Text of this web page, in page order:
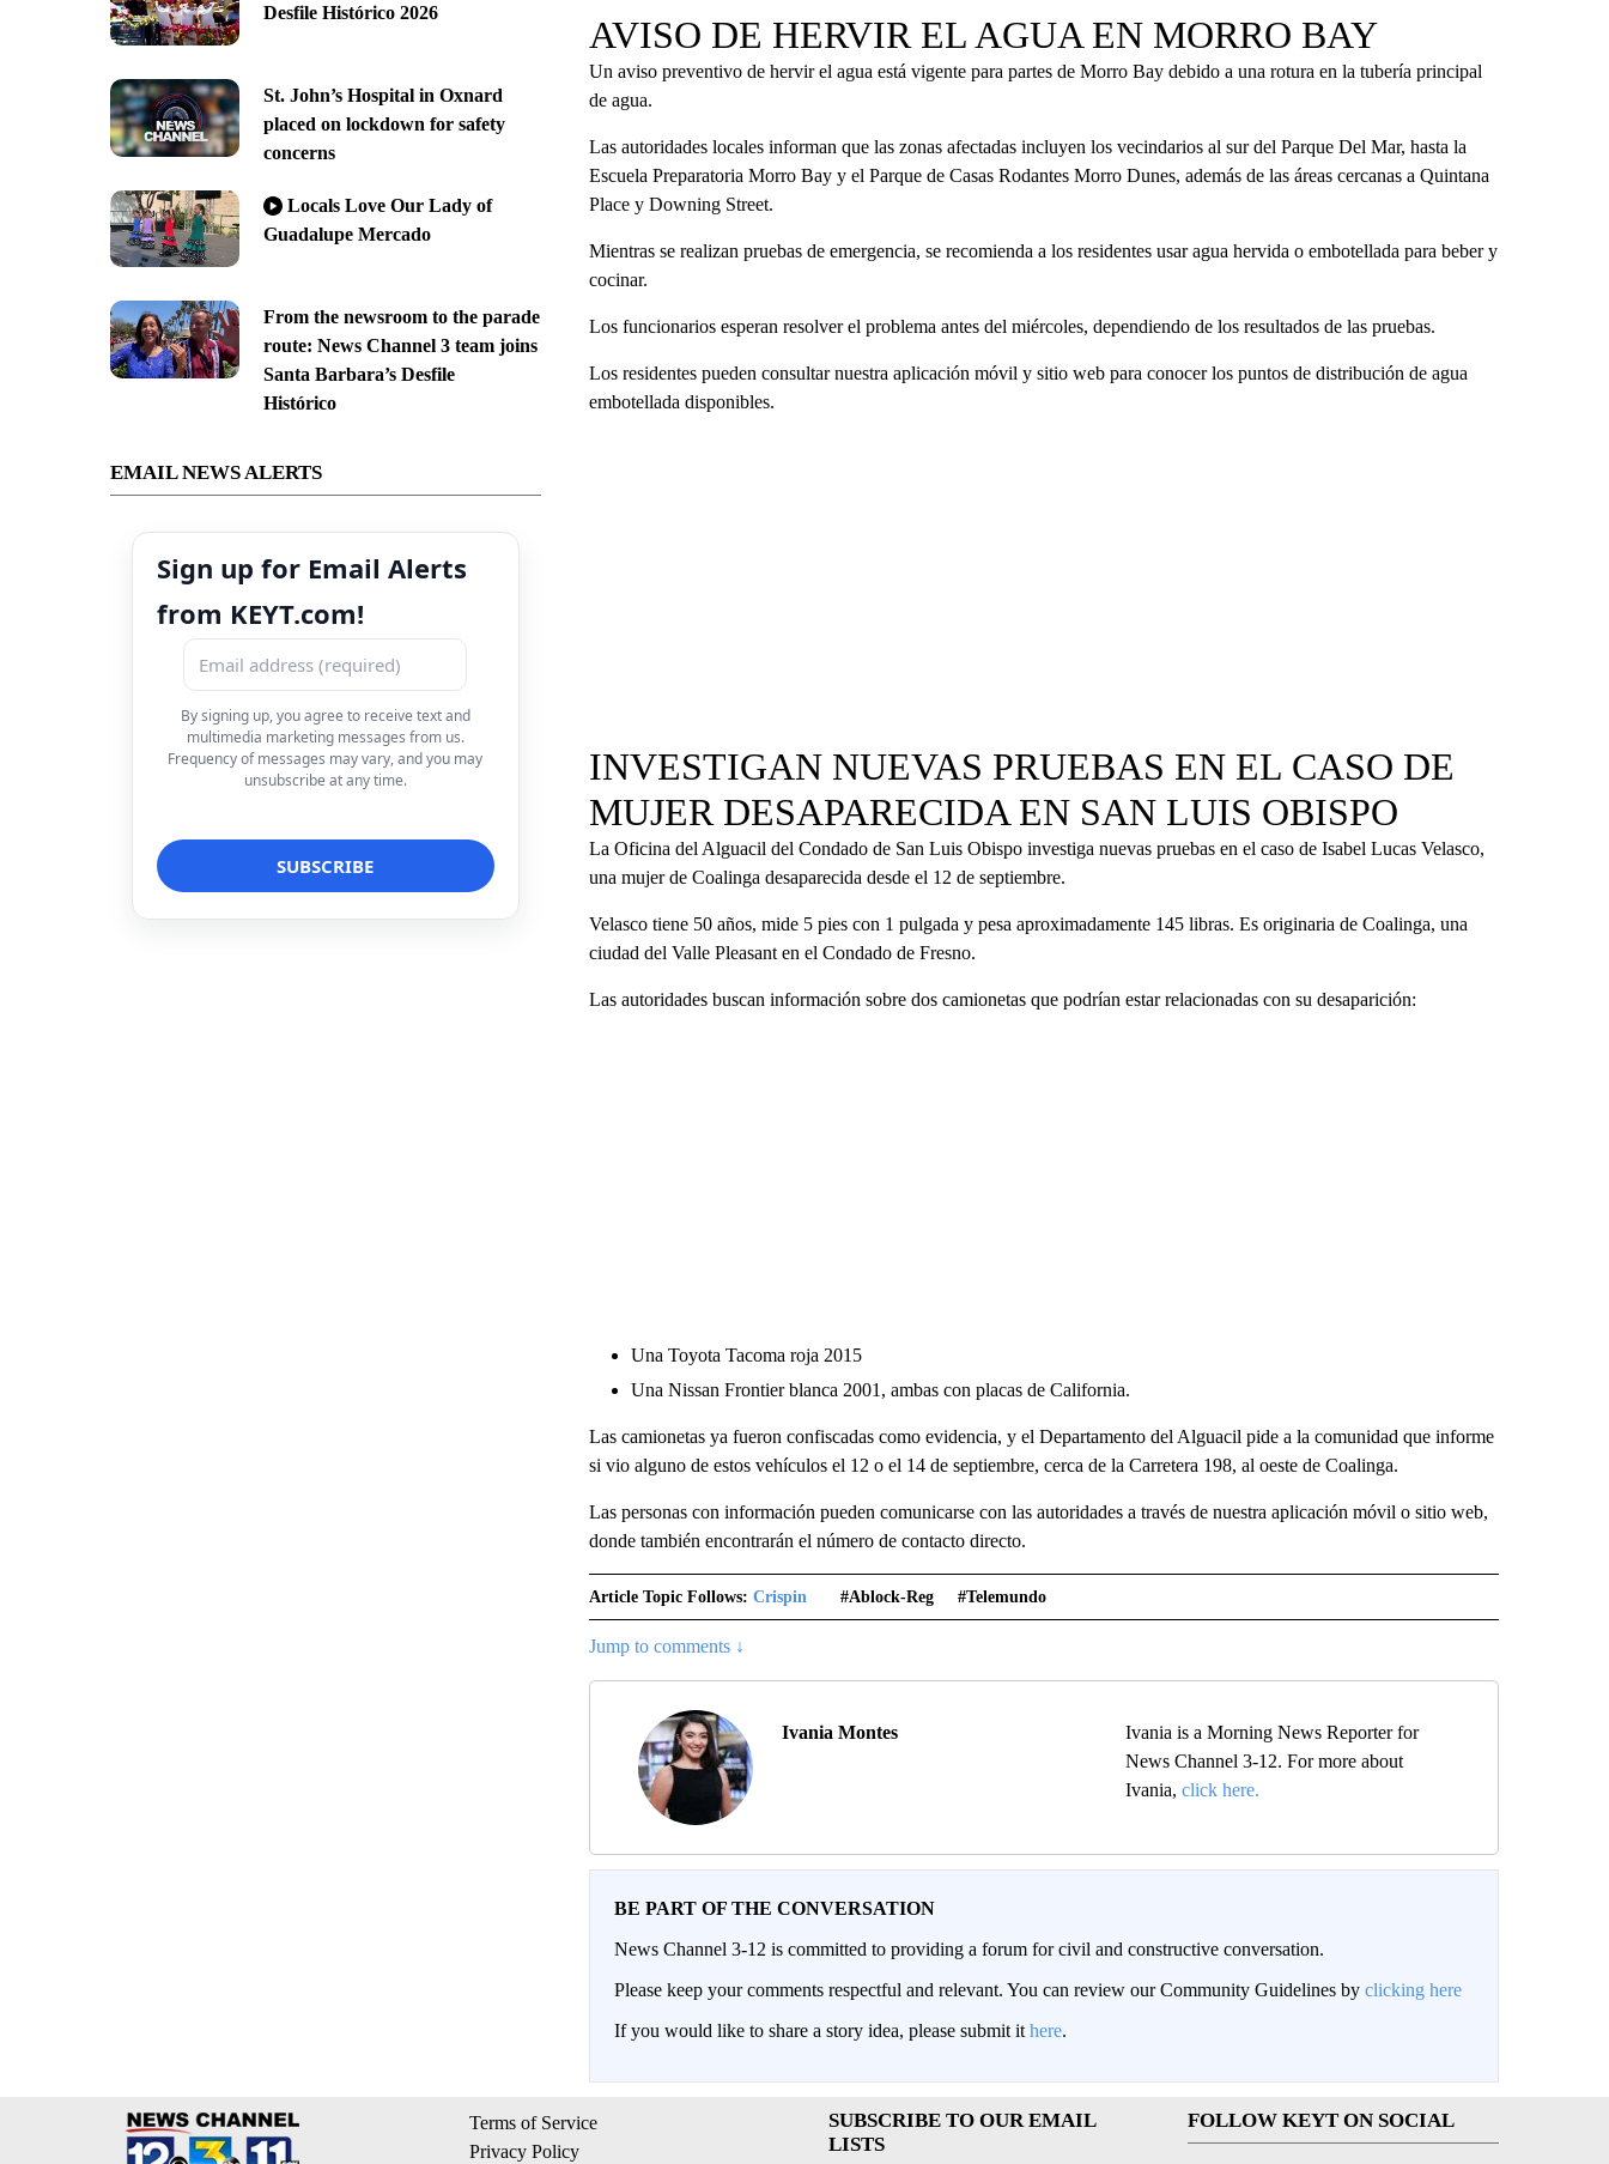
Desfile Histórico 2026
St. John’s Hospital in Oxnard
placed on lockdown for safety
concerns
Locals Love Our Lady of
Guadalupe Mercado
From the newsroom to the parade
route: News Channel 3 team joins
Santa Barbara’s Desfile
Histórico
EMAIL NEWS ALERTS
Sign up for Email Alerts
from KEYT.com!
By signing up, you agree to receive text and
multimedia marketing messages from us.
Frequency of messages may vary, and you may
unsubscribe at any time.
AVISO DE HERVIR EL AGUA EN MORRO BAY
Un aviso preventivo de hervir el agua está vigente para partes de Morro Bay debido a una rotura en la tubería principal
de agua.
Las autoridades locales informan que las zonas afectadas incluyen los vecindarios al sur del Parque Del Mar, hasta la
Escuela Preparatoria Morro Bay y el Parque de Casas Rodantes Morro Dunes, además de las áreas cercanas a Quintana
Place y Downing Street.
Mientras se realizan pruebas de emergencia, se recomienda a los residentes usar agua hervida o embotellada para beber y
cocinar.
Los funcionarios esperan resolver el problema antes del miércoles, dependiendo de los resultados de las pruebas.
Los residentes pueden consultar nuestra aplicación móvil y sitio web para conocer los puntos de distribución de agua
embotellada disponibles.
INVESTIGAN NUEVAS PRUEBAS EN EL CASO DE
MUJER DESAPARECIDA EN SAN LUIS OBISPO
La Oficina del Alguacil del Condado de San Luis Obispo investiga nuevas pruebas en el caso de Isabel Lucas Velasco,
una mujer de Coalinga desaparecida desde el 12 de septiembre.
Velasco tiene 50 años, mide 5 pies con 1 pulgada y pesa aproximadamente 145 libras. Es originaria de Coalinga, una
ciudad del Valle Pleasant en el Condado de Fresno.
Las autoridades buscan información sobre dos camionetas que podrían estar relacionadas con su desaparición:
Una Toyota Tacoma roja 2015
Una Nissan Frontier blanca 2001, ambas con placas de California.
Las camionetas ya fueron confiscadas como evidencia, y el Departamento del Alguacil pide a la comunidad que informe
si vio alguno de estos vehículos el 12 o el 14 de septiembre, cerca de la Carretera 198, al oeste de Coalinga.
Las personas con información pueden comunicarse con las autoridades a través de nuestra aplicación móvil o sitio web,
donde también encontrarán el número de contacto directo.
Article Topic Follows: Crispin #ablock-Reg #telemundo
Jump to comments ↓
Ivania Montes
Ivania is a Morning News Reporter for
News Channel 3-12. For more about
Ivania, click here.
BE PART OF THE CONVERSATION
News Channel 3-12 is committed to providing a forum for civil and constructive conversation.
Please keep your comments respectful and relevant. You can review our Community Guidelines by clicking here
If you would like to share a story idea, please submit it here.
Terms of Service
Privacy Policy
SUBSCRIBE TO OUR EMAIL
LISTS
FOLLOW KEYT ON SOCIAL